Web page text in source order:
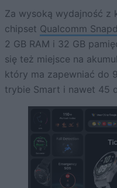
Za wysoką wydajność
chipset Qualcomm
2 GB RAM i 32 GB
się też miejsce na
który ma zapewniać do
trybie Smart i nawet 45